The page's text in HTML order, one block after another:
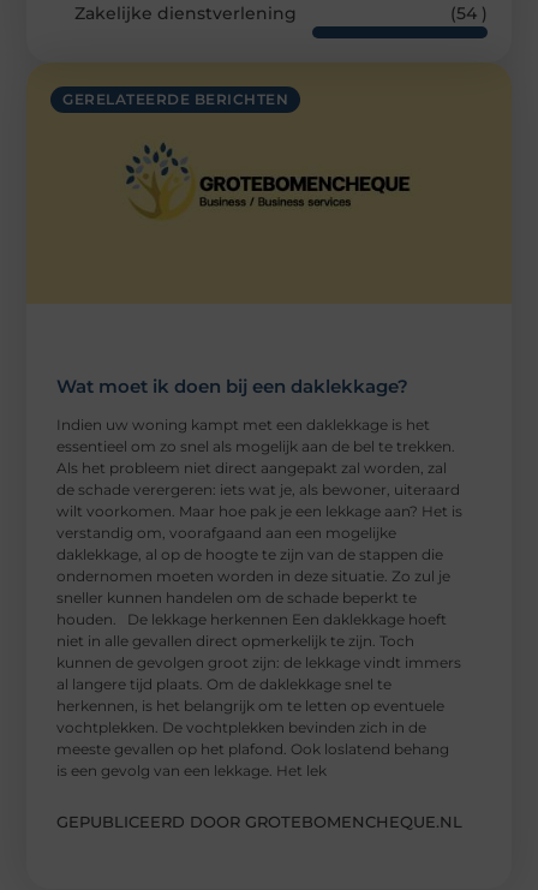
GERELATEERDE BERICHTEN
Wat moet ik doen bij een daklekkage?
Indien uw woning kampt met een daklekkage is het
essentieel om zo snel als mogelijk aan de bel te trekken.
Als het probleem niet direct aangepakt zal worden, zal
de schade verergeren: iets wat je, als bewoner, uiteraard
wilt voorkomen. Maar hoe pak je een lekkage aan? Het is
verstandig om, voorafgaand aan een mogelijke
daklekkage, al op de hoogte te zijn van de stappen die
ondernomen moeten worden in deze situatie. Zo zul je
sneller kunnen handelen om de schade beperkt te
houden. De lekkage herkennen Een daklekkage hoeft
niet in alle gevallen direct opmerkelijk te zijn. Toch
kunnen de gevolgen groot zijn: de lekkage vindt immers
al langere tijd plaats. Om de daklekkage snel te
herkennen, is het belangrijk om te letten op eventuele
vochtplekken. De vochtplekken bevinden zich in de
meeste gevallen op het plafond. Ook loslatend behang
is een gevolg van een lekkage. Het lek
GEPUBLICEERD DOOR GROTEBOMENCHEQUE.NL
Zakelijke dienstverlening
(54 )